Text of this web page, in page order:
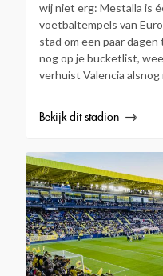
wij niet erg: Mestalla is
voetbaltempels van
stad om een paar
nog op je bucketlist,
verhuist Valencia
Bekijk dit stadion